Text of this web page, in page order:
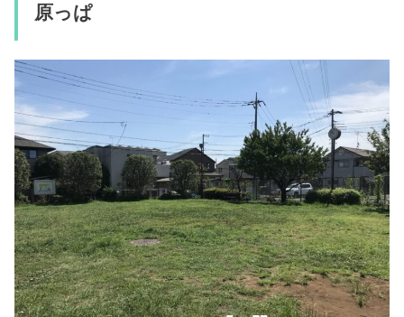
原っぱ